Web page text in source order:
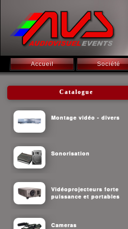
Accueil Société
Catalogue
Montage vidéo - divers
Sonorisation
Vidéoprojecteurs forte
puissance et portables
Cameras